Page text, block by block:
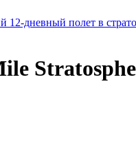
12-дневный полет в